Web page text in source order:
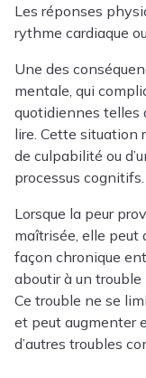
Les réponses
rythme cardiaque
Une des
mentale, qui
quotidiennes telles
lire. Cette situation
de culpabilité ou
processus cognitifs.
Lorsque la peur
maîtrisée, elle peut
façon chronique
aboutir à un trouble
Ce trouble ne se
et peut augmenter
d’autres troubles